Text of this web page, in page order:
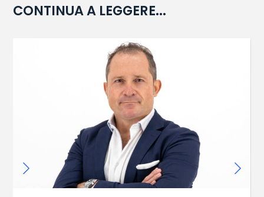
CONTINUA A LEGGERE...
/SBS Partner/Fatti di sport